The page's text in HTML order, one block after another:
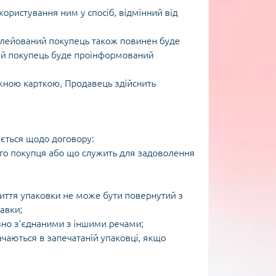
ним у спосіб, відмінний від
покупець також повинен буде
покупець буде проінформований
карткою, Продавець здійснить
щодо договору:
покупця або що служить для задоволення
упаковки не може бути повернутий з
з'єднаними з іншими речами;
в запечатаній упаковці, якщо